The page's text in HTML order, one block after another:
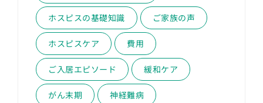
ホスピスの基礎知識 ご家族の声
ホスピスケア 費用
ご入居エピソード 緩和ケア
がん末期 神経難病